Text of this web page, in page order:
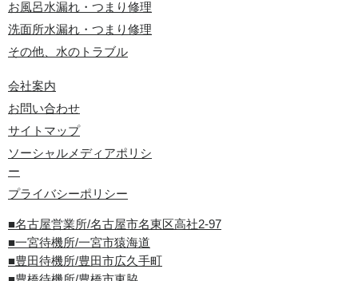
お風呂水漏れ・つまり修理
洗面所水漏れ・つまり修理
その他、水のトラブル
会社案内
お問い合わせ
サイトマップ
ソーシャルメディアポリシ
ー
プライバシーポリシー
■名古屋営業所/名古屋市名東区高社2-97
■一宮待機所/一宮市猿海道
■豊田待機所/豊田市広久手町